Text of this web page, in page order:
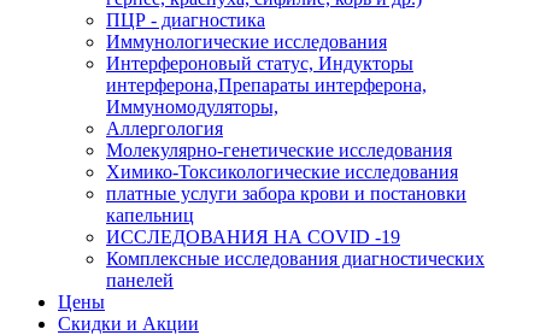
ПЦР - диагностика
Иммунологические исследования
Интерфероновый статус, Индукторы
интерферона,Препараты интерферона,
Иммуномодуляторы,
Аллергология
Молекулярно-генетические исследования
Химико-Токсикологические исследования
платные услуги забора крови и постановки
капельниц
ИССЛЕДОВАНИЯ НА COVID -19
Комплексные исследования диагностических
панелей
Цены
Скидки и Акции